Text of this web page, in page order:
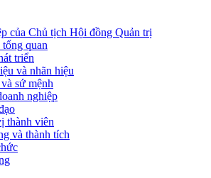
của Chủ tịch Hội đồng Quản trị
quan
triển
và nhãn hiệu
sứ mệnh
nghiệp
thành viên
và thành tích